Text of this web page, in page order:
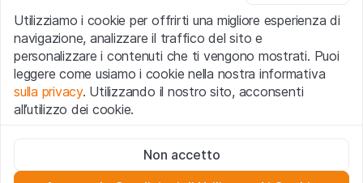
1933 che include le persone residenti negli Stati Uniti
d’America, le società per azioni e le altre forme societarie
americane.
Condizioni di utilizzo e informazioni legali
Con l’accesso al sito web (di seguito, il “Sito”) si dichiara
avvertenze importanti e le condizioni di utilizzo ivi rese
Utilizziamo i cookie per offrirti una migliore esperienza di
navigazione, analizzare il traffico del sito e
personalizzare i contenuti che ti vengono mostrati. Puoi
leggere come usiamo i cookie nella nostra informativa
sulla privacy. Utilizzando il nostro sito, acconsenti
all’utilizzo dei cookie.
Questi cookie sono necessari per il funzionamento del sito
web e non possono essere disattivati.
Non accetto